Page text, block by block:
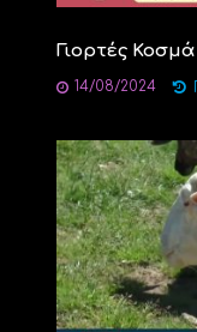
Γιορτές
14/08/2024